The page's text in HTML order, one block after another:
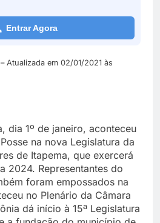
Entrar Agora
Atualizada em 02/01/2021 às
dia 1º de janeiro, aconteceu
na nova Legislatura da
de Itapema, que exercerá
2024. Representantes do
foram empossados na
no Plenário da Câmara
dá início à 15ª Legislatura